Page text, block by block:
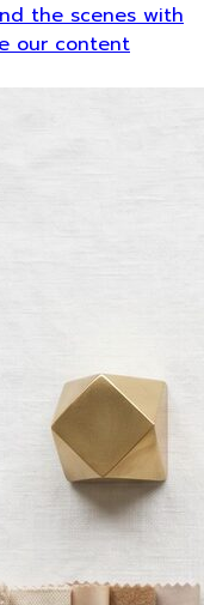
the scenes with
our content